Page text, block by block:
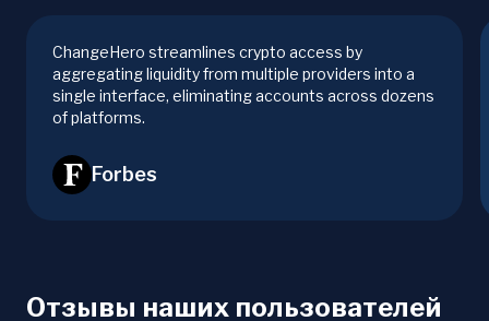
ChangeHero streamlines crypto access by
aggregating liquidity from multiple providers into a
single interface, eliminating accounts across dozens
of platforms.
Forbes
Отзывы наших пользователей